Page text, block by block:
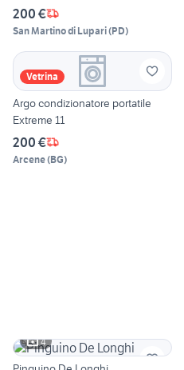
200 €
San Martino di Lupari(PD)
Vetrina
Argo condizionatore portatile
Extreme 11
200 €
Arcene(BG)
4